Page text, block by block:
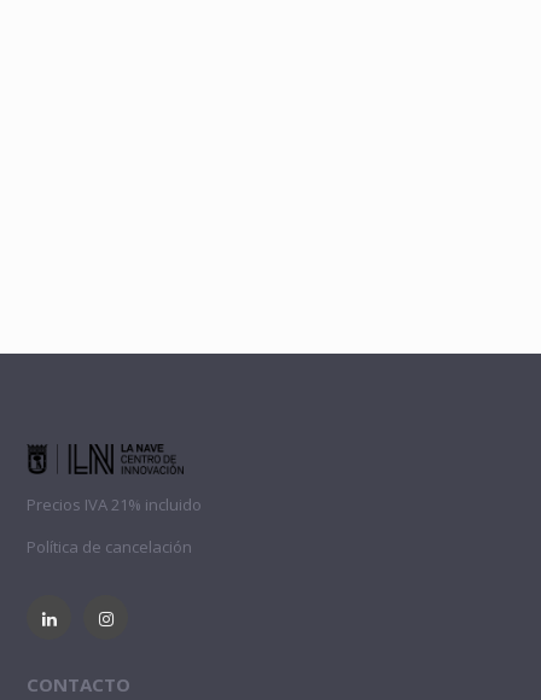
Precios IVA 21% incluido
Política de cancelación
CONTACTO